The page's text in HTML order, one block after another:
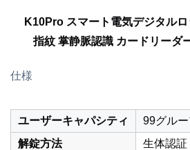
K10Pro スマート電気デジタル
指紋 掌静脈認識 カードリーダ
仕様
ユーザーキャパシティ
99グル
解錠方法
生体認証